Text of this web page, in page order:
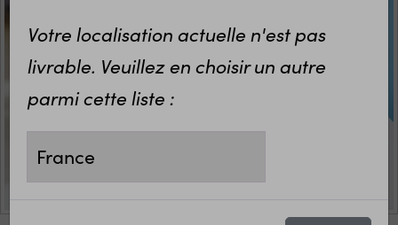
Votre localisation actuelle n'est pas
livrable. Veuillez en choisir un autre
parmi cette liste :